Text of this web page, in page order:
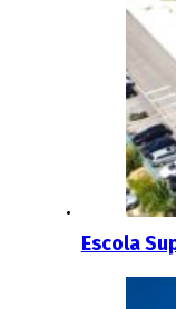
Escola